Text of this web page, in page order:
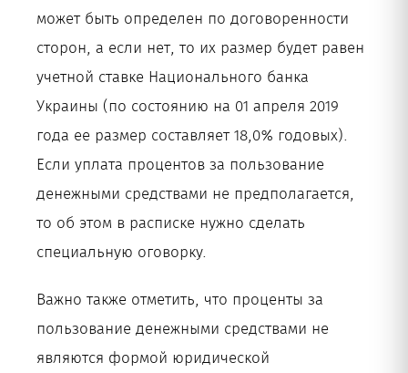
может быть определен по договоренности
сторон, а если нет, то их размер будет равен
учетной ставке Национального банка
Украины (по состоянию на 01 апреля 2019
года ее размер составляет 18,0% годовых).
Если уплата процентов за пользование
денежными средствами не предполагается,
то об этом в расписке нужно сделать
специальную оговорку.
Важно также отметить, что проценты за
пользование денежными средствами не
являются формой юридической